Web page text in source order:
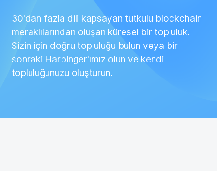
30'dan fazla dili kapsayan tutkulu blockchain
meraklılarından oluşan küresel bir topluluk.
Sizin için doğru topluluğu bulun veya bir
sonraki Harbinger'ımız olun ve kendi